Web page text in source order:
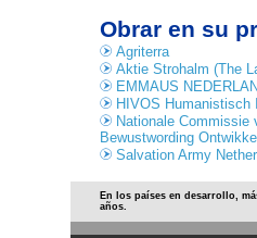
Obrar en su
Agriterra
Aktie Strohalm (The
EMMAUS
HIVOS Humanistisch
Nationale Commissie
Bewustwording
Salvation Army
En los países en desarrollo,
años.